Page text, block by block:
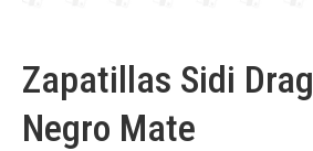
Zapatillas Sidi
Negro Mate